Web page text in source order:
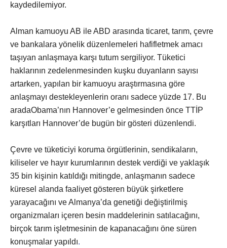
kaydedilemiyor.
Alman kamuoyu AB ile ABD arasında ticaret, tarım, çevre
ve bankalara yönelik düzenlemeleri hafifletmek amacı
taşıyan anlaşmaya karşı tutum sergiliyor. Tüketici
haklarının zedelenmesinden kuşku duyanların sayısı
artarken, yapılan bir kamuoyu araştırmasına göre
anlaşmayı destekleyenlerin oranı sadece yüzde 17. Bu
aradaObama’nın Hannover’e gelmesinden önce TTİP
karşıtları Hannover’de bugün bir gösteri düzenlendi.
Çevre ve tüketiciyi koruma örgütlerinin, sendikaların,
kiliseler ve hayır kurumlarının destek verdiği ve yaklaşık
35 bin kişinin katıldığı mitingde, anlaşmanın sadece
küresel alanda faaliyet gösteren büyük şirketlere
yarayacağını ve Almanya’da genetiği değiştirilmiş
organizmaları içeren besin maddelerinin satılacağını,
birçok tarım işletmesinin de kapanacağını öne süren
konuşmalar yapıldı.